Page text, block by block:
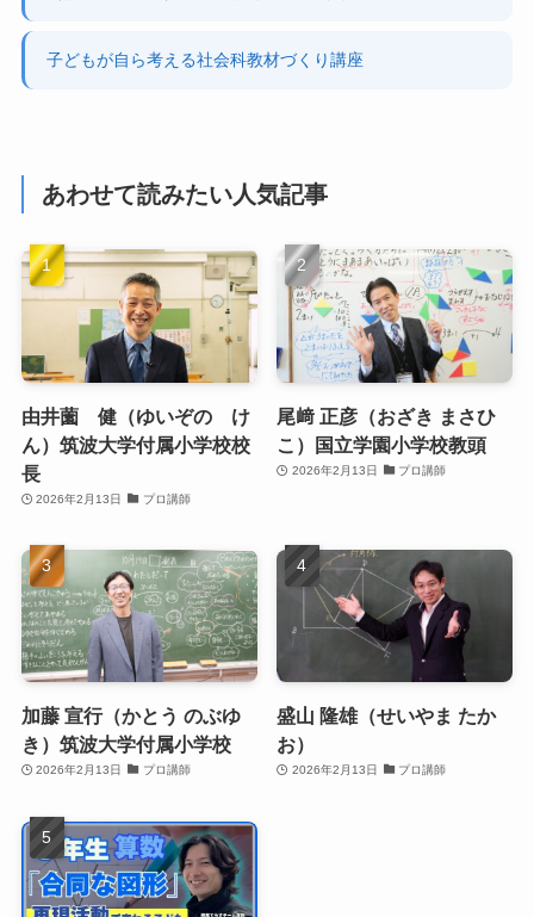
子どもが自ら考える社会科教材づくり講座
あわせて読みたい人気記事
由井薗 健（ゆいぞの け
ん）筑波大学付属小学校校
長
2026年2月13日 プロ講師
尾﨑 正彦（おざき まさひ
こ）国立学園小学校教頭
2026年2月13日 プロ講師
加藤 宣行（かとう のぶゆ
き）筑波大学付属小学校
2026年2月13日 プロ講師
盛山 隆雄（せいやま たか
お）
2026年2月13日 プロ講師